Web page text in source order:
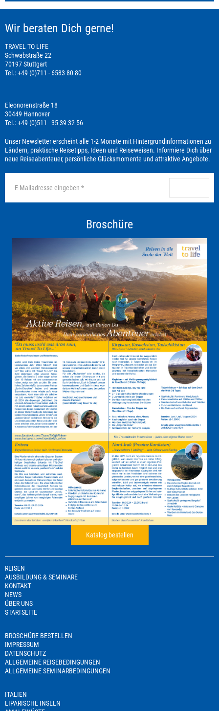
Wir beraten Dich gerne!
TRAVEL TO LIFE
Schwabstraße 22
70197 Stuttgart
Tel.: +49 (0)711 - 6583 80 80
Eleonorenstraße 18
30449 Hannover
Tel.: +49 (0)511 - 35 39 32 56
Unser Newsletter erscheint alle 1-2 Monate mit Hintergrundinformationen zu
Ländern, praktische Reisetipps, Ideen und Reiseweisen. Informiere Dich über
neue Reiseabenteuer, persönliche Glücksmomente und attraktive Angebote.
Broschüre
Katalog bestellen
REISEN
AUSBILDUNG & SEMINARE
KONTAKT
NEWS
ÜBER UNS
STARTSEITE
BROSCHÜRE BESTELLEN
IMPRESSUM
DATENSCHUTZ
ALLGEMEINE REISEBEDINGUNGEN
ALLGEMEINE SEMINARBEDINGUNGEN
ITALIEN
LIPARISCHE INSELN